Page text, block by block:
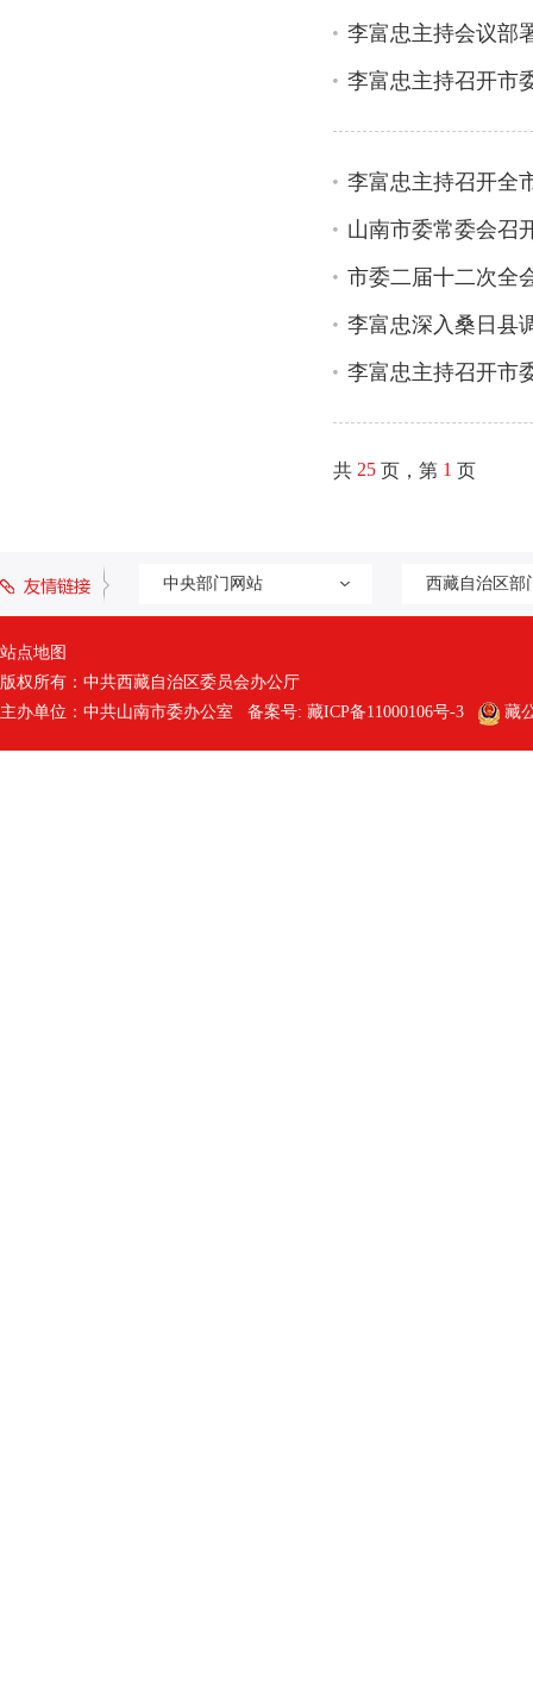
李富忠主持会议部
李富忠主持召开市
李富忠主持召开全
山南市委常委会召
市委二届十二次全
李富忠深入桑日县
李富忠主持召开市
共 25 页，第 1 页
中央部门网站 西藏自治区部
站点地图
版权所有：中共西藏自治区委员会办公厅
主办单位：中共山南市委办公室 备案号: 藏ICP备11000106号-3 藏